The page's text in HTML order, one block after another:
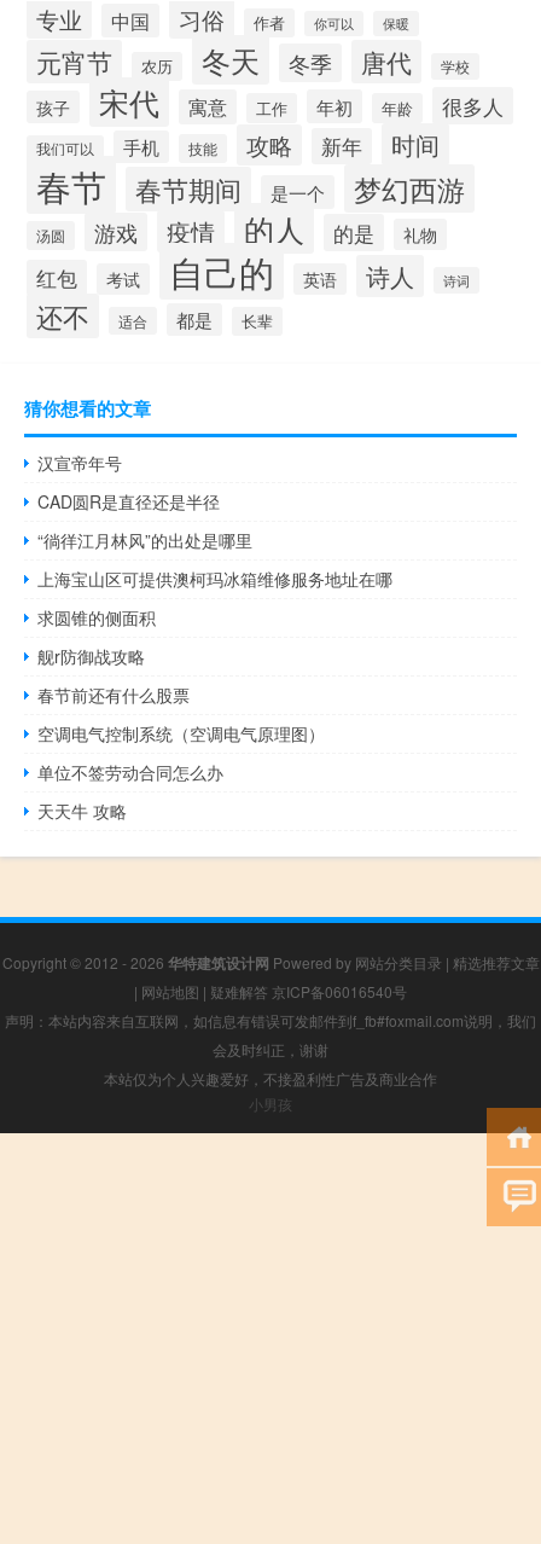
专业 中国 习俗 作者 你可以 保暖
元宵节 农历 冬天 冬季 唐代 学校
孩子 宋代 寓意 工作 年初 年龄 很多人
我们可以 手机 技能 攻略 新年 时间
春节 春节期间 是一个 梦幻西游
汤圆 游戏 疫情 的人 的是 礼物
红包 考试 自己的 英语 诗人 诗词
还不 适合 都是 长辈
猜你想看的文章
汉宣帝年号
CAD圆R是直径还是半径
“徜徉江月林风”的出处是哪里
上海宝山区可提供澳柯玛冰箱维修服务地址在哪
求圆锥的侧面积
舰r防御战攻略
春节前还有什么股票
空调电气控制系统（空调电气原理图）
单位不签劳动合同怎么办
天天牛 攻略
Copyright © 2012 - 2026 华特建筑设计网 Powered by 网站分类目录 | 精选推荐文章
| 网站地图 | 疑难解答 京ICP备06016540号
声明：本站内容来自互联网，如信息有错误可发邮件到f_fb#foxmail.com说明，我们
会及时纠正，谢谢
本站仅为个人兴趣爱好，不接盈利性广告及商业合作
小男孩